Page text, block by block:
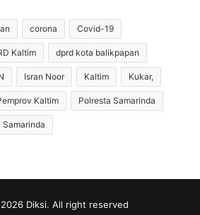
corona Covid-19
Kaltim dprd kota balikpapan
Isran Noor Kaltim Kukar,
Kaltim Polresta Samarinda
Samarinda
Diksi. All right reserved